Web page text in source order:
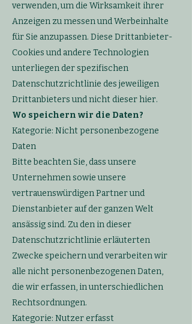
verwenden, um die Wirksamkeit ihrer
Anzeigen zu messen und Werbeinhalte
für Sie anzupassen. Diese Drittanbieter-
Cookies und andere Technologien
unterliegen der spezifischen
Datenschutzrichtlinie des jeweiligen
Drittanbieters und nicht dieser hier.
Wo speichern wir die Daten?
​Kategorie: Nicht personenbezogene
Daten
Bitte beachten Sie, dass unsere
Unternehmen sowie unsere
vertrauenswürdigen Partner und
Dienstanbieter auf der ganzen Welt
ansässig sind. Zu den in dieser
Datenschutzrichtlinie erläuterten
Zwecke speichern und verarbeiten wir
alle nicht personenbezogenen Daten,
die wir erfassen, in unterschiedlichen
Rechtsordnungen.
Kategorie: Nutzer erfasst